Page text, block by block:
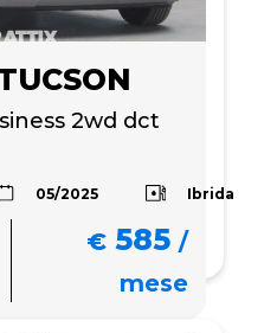
2wd dct
05/2025 Ibrida
€ 585 /
mese